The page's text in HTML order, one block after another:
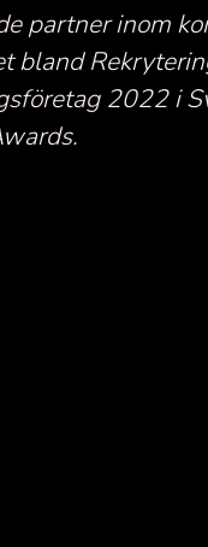
partner inom
bland
2022 i